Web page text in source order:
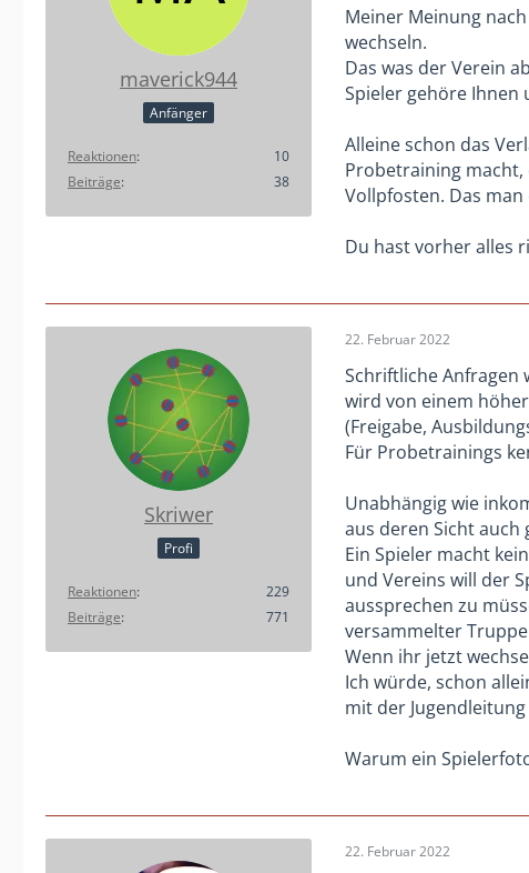
maverick944
Anfänger
Reaktionen
10
Beiträge
38
Meiner Meinung
wechseln.
Das was der Verein
Spieler gehöre Ihnen
Alleine schon das
Probetraining macht,
Vollpfosten. Das
Du hast vorher alles
Skriwer
Profi
Reaktionen
229
Beiträge
771
22. Februar 2022
Schriftliche Anfragen
wird von einem
(Freigabe,
Für Probetrainings
Unabhängig wie
aus deren Sicht
Ein Spieler macht
und Vereins will der
aussprechen zu
versammelter
Wenn ihr jetzt
Ich würde, schon
mit der
Warum ein
22. Februar 2022